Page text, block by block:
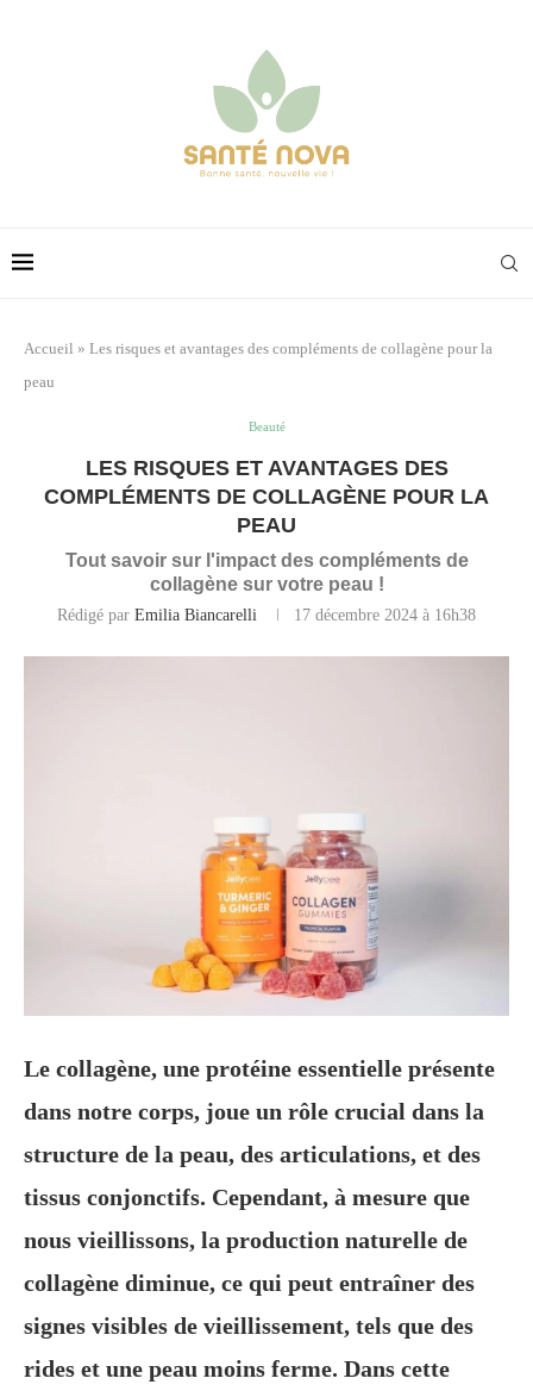
Accueil » Les risques et avantages des compléments de collagène pour la
peau
Beauté
LES RISQUES ET AVANTAGES DES
COMPLÉMENTS DE COLLAGÈNE POUR LA
PEAU
Tout savoir sur l'impact des compléments de
collagène sur votre peau !
Rédigé par Emilia Biancarelli 17 décembre 2024 à 16h38
Le collagène, une protéine essentielle présente
dans notre corps, joue un rôle crucial dans la
structure de la peau, des articulations, et des
tissus conjonctifs. Cependant, à mesure que
nous vieillissons, la production naturelle de
collagène diminue, ce qui peut entraîner des
signes visibles de vieillissement, tels que des
rides et une peau moins ferme. Dans cette